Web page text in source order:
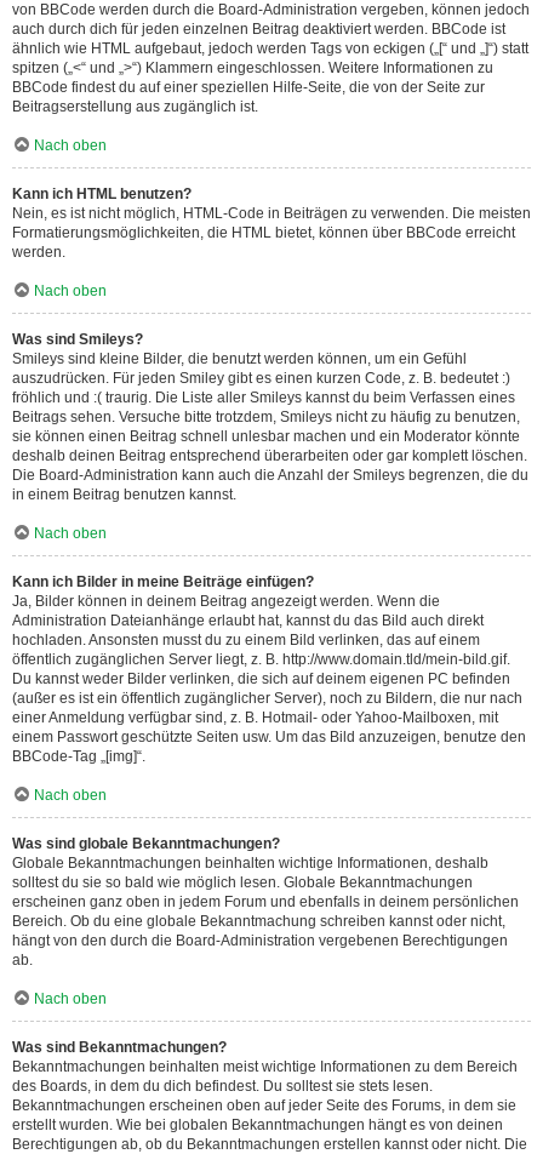
von BBCode werden durch die Board-Administration vergeben, können jedoch
auch durch dich für jeden einzelnen Beitrag deaktiviert werden. BBCode ist
ähnlich wie HTML aufgebaut, jedoch werden Tags von eckigen („[“ und „]“) statt
spitzen („<“ und „>“) Klammern eingeschlossen. Weitere Informationen zu
BBCode findest du auf einer speziellen Hilfe-Seite, die von der Seite zur
Beitragserstellung aus zugänglich ist.
Nach oben
Kann ich HTML benutzen?
Nein, es ist nicht möglich, HTML-Code in Beiträgen zu verwenden. Die meisten
Formatierungsmöglichkeiten, die HTML bietet, können über BBCode erreicht
werden.
Nach oben
Was sind Smileys?
Smileys sind kleine Bilder, die benutzt werden können, um ein Gefühl
auszudrücken. Für jeden Smiley gibt es einen kurzen Code, z. B. bedeutet :)
fröhlich und :( traurig. Die Liste aller Smileys kannst du beim Verfassen eines
Beitrags sehen. Versuche bitte trotzdem, Smileys nicht zu häufig zu benutzen,
sie können einen Beitrag schnell unlesbar machen und ein Moderator könnte
deshalb deinen Beitrag entsprechend überarbeiten oder gar komplett löschen.
Die Board-Administration kann auch die Anzahl der Smileys begrenzen, die du
in einem Beitrag benutzen kannst.
Nach oben
Kann ich Bilder in meine Beiträge einfügen?
Ja, Bilder können in deinem Beitrag angezeigt werden. Wenn die
Administration Dateianhänge erlaubt hat, kannst du das Bild auch direkt
hochladen. Ansonsten musst du zu einem Bild verlinken, das auf einem
öffentlich zugänglichen Server liegt, z. B. http://www.domain.tld/mein-bild.gif.
Du kannst weder Bilder verlinken, die sich auf deinem eigenen PC befinden
(außer es ist ein öffentlich zugänglicher Server), noch zu Bildern, die nur nach
einer Anmeldung verfügbar sind, z. B. Hotmail- oder Yahoo-Mailboxen, mit
einem Passwort geschützte Seiten usw. Um das Bild anzuzeigen, benutze den
BBCode-Tag „[img]“.
Nach oben
Was sind globale Bekanntmachungen?
Globale Bekanntmachungen beinhalten wichtige Informationen, deshalb
solltest du sie so bald wie möglich lesen. Globale Bekanntmachungen
erscheinen ganz oben in jedem Forum und ebenfalls in deinem persönlichen
Bereich. Ob du eine globale Bekanntmachung schreiben kannst oder nicht,
hängt von den durch die Board-Administration vergebenen Berechtigungen
ab.
Nach oben
Was sind Bekanntmachungen?
Bekanntmachungen beinhalten meist wichtige Informationen zu dem Bereich
des Boards, in dem du dich befindest. Du solltest sie stets lesen.
Bekanntmachungen erscheinen oben auf jeder Seite des Forums, in dem sie
erstellt wurden. Wie bei globalen Bekanntmachungen hängt es von deinen
Berechtigungen ab, ob du Bekanntmachungen erstellen kannst oder nicht. Die